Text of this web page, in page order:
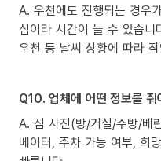
A. 우천에도 진행되는 경우
심이라 시간이 늘 수 있습니
우천 등 날씨 상황에 따라
Q10. 업체에 어떤 정보를 줘
A. 짐 사진(방/거실/주방/베
베이터, 주차 가능 여부, 희